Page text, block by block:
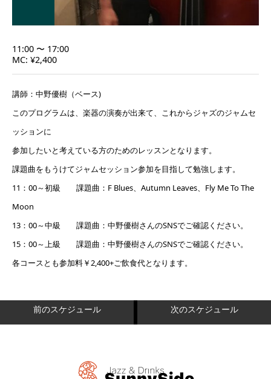
11:00 〜 17:00
MC: ¥2,400
講師：中野優樹（ベース)
このプログラムは、楽器の演奏が出来て、これからジャズのジャムセ
ッションに
参加したいと考えている方のためのレッスンとなります。
課題曲をもうけてジャムセッション参加を目指して勉強します。
11：00～初級 課題曲：F Blues、Autumn Leaves、Fly Me To The
Moon
13：00～中級 課題曲：中野優樹さんのSNSでご確認ください。
15：00～上級 課題曲：中野優樹さんのSNSでご確認ください。
各コースとも参加料￥2,400+ご飲食代となります。
前のスケジュール 次のスケジュール